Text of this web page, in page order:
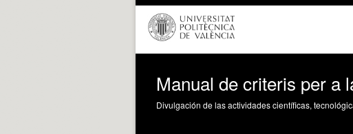
Manual de criteris per a
Divulgación de las actividades científicas,